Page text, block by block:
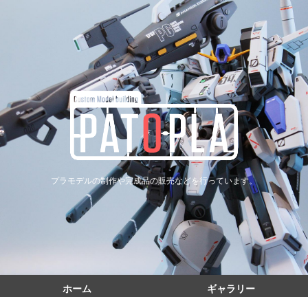
プラモデルの制作や完成品の販売などを行っています。
ホーム ギャラリー